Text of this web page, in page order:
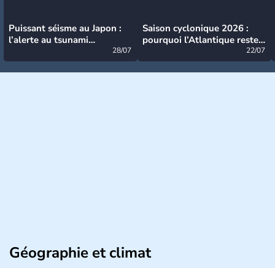
Puissant séisme au Japon :
l’alerte au tsunami
28/07
Saison cyclonique 2026 :
pourquoi l’Atlantique reste
22/07
Géographie et climat